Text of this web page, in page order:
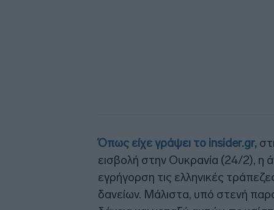
Όπως είχε γράψει το insider.gr,
εισβολή στην Ουκρανία (24/2), η
εγρήγορση τις ελληνικές
δανείων. Μάλιστα, υπό στενή